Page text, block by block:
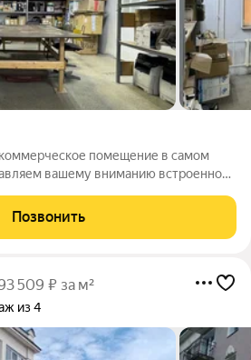
помещение в самом
вашему вниманию встроенное
ул. Герцена, 83. Напротив Джэм
Позвонить
509 ₽ за м²
из 4